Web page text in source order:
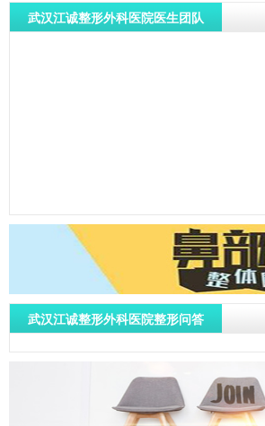
武汉江诚整形外科医院医生团队
武汉江诚整形外科医院整形问答